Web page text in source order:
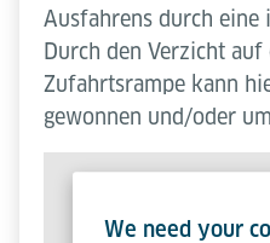
Ausfahrens durch
Durch den Verzicht
Zufahrtsrampe kann
gewonnen und/oder
We need your